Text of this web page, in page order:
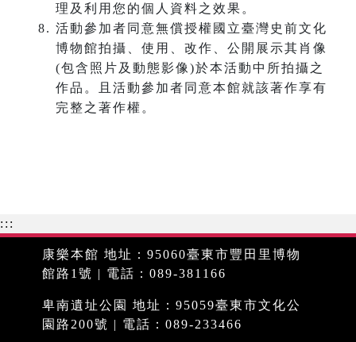
理及利用您的個人資料之效果。
活動參加者同意無償授權國立臺灣史前文化
博物館拍攝、使用、改作、公開展示其肖像
(包含照片及動態影像)於本活動中所拍攝之
作品。且活動參加者同意本館就該著作享有
完整之著作權。
:::
康樂本館 地址：95060臺東市豐田里博物
館路1號 | 電話：089-381166
卑南遺址公園 地址：95059臺東市文化公
園路200號 | 電話：089-233466